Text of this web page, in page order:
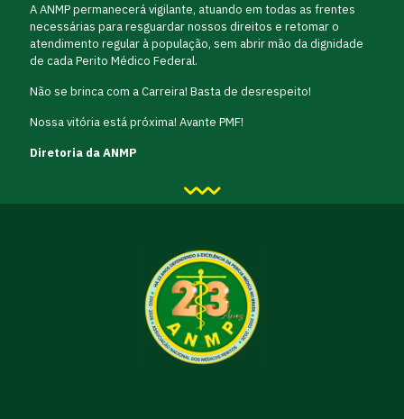
A ANMP permanecerá vigilante, atuando em todas as frentes
necessárias para resguardar nossos direitos e retomar o
atendimento regular à população, sem abrir mão da dignidade
de cada Perito Médico Federal.
Não se brinca com a Carreira! Basta de desrespeito!
Nossa vitória está próxima! Avante PMF!
Diretoria da ANMP